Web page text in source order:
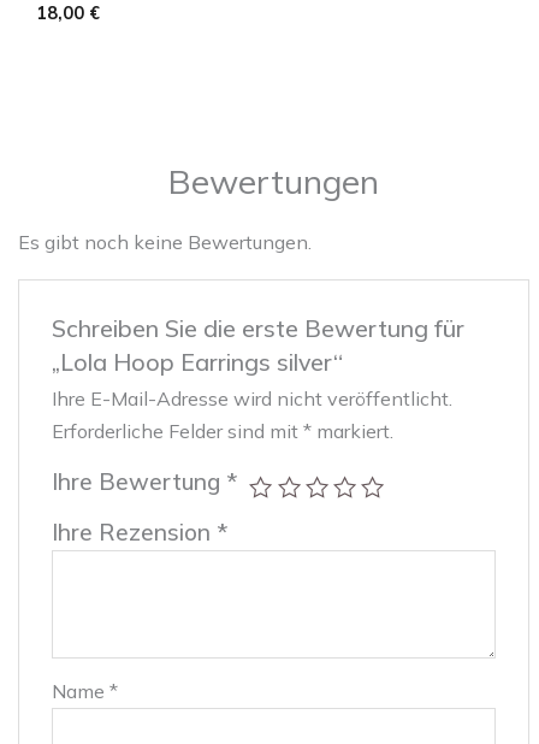
18,00 €
Bewertungen
Es gibt noch keine Bewertungen.
Schreiben Sie die erste Bewertung für
„Lola Hoop Earrings silver“
Ihre E-Mail-Adresse wird nicht veröffentlicht.
Erforderliche Felder sind mit *markiert.
Ihre Bewertung *
Ihre Rezension *
Name *